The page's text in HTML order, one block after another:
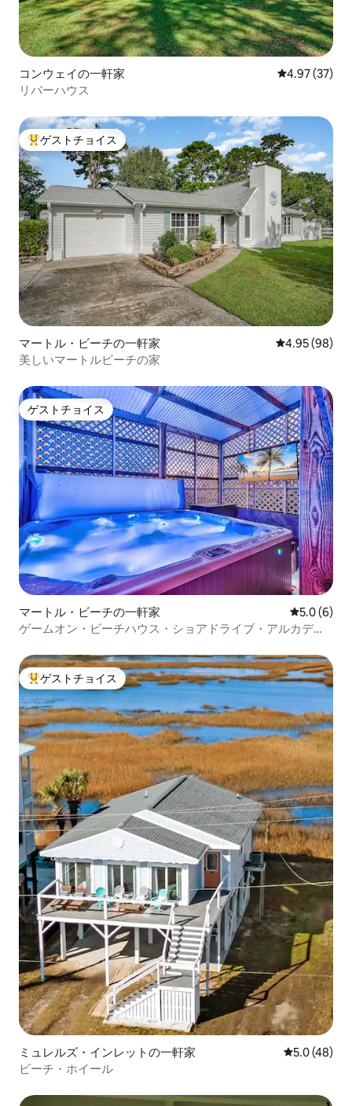
コンウェイの一軒家 レビュー37
4.97 (37)
リバーハウス
大好評のゲストチョイスです。
ゲストチョイス
マートル・ビーチの一軒家 レビュー98
4.95 (98)
美しいマートルビーチの家
ゲストチョイス
ゲストチョイス
マートル・ビーチの一軒家 レビュー6
5.0 (6)
ゲームオン・ビーチハウス・ショアドライブ・アルカディ
大好評のゲストチョイスです。
ゲストチョイス
ミュレルズ・インレットの一軒家 レビュー48
5.0 (48)
ビーチ・ホイール